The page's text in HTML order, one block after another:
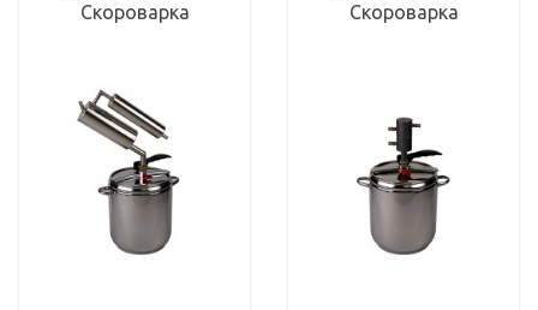
Скороварка
Скороварка